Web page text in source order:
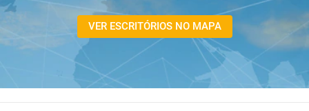
VER ESCRITÓRIOS NO MAPA